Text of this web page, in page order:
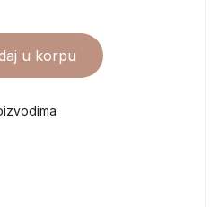
u korpu